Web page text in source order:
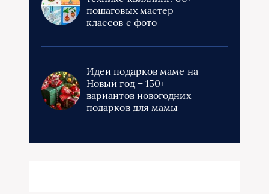
пошаговых мастер
классов с фото
Идеи подарков маме на
Новый год – 150+
вариантов новогодних
подарков для мамы